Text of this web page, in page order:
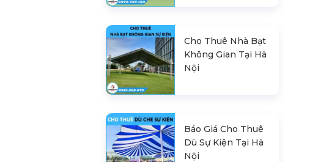
Cho Thuê Nhà Bạt
Không Gian Tại Hà
Nội
Báo Giá Cho Thuê
Dù Sự Kiện Tại Hà
Nội